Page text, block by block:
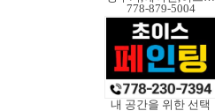
778-879-5004
내 공간을 위한 선택